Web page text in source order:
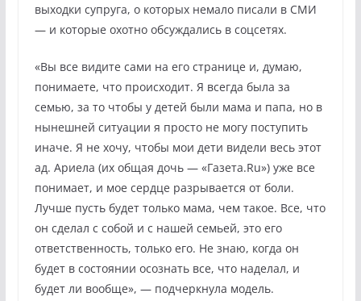
выходки супруга, о которых немало писали в СМИ
— и которые охотно обсуждались в соцсетях.
«Вы все видите сами на его странице и, думаю,
понимаете, что происходит. Я всегда была за
семью, за то чтобы у детей были мама и папа, но в
нынешней ситуации я просто не могу поступить
иначе. Я не хочу, чтобы мои дети видели весь этот
ад. Ариела (их общая дочь — «Газета.Ru») уже все
понимает, и мое сердце разрывается от боли.
Лучше пусть будет только мама, чем такое. Все, что
он сделал с собой и с нашей семьей, это его
ответственность, только его. Не знаю, когда он
будет в состоянии осознать все, что наделал, и
будет ли вообще», — подчеркнула модель.